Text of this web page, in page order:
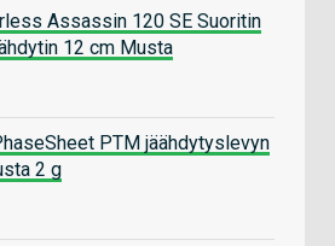
Assassin 120 SE Suoritin
12 cm Musta
PTM jäähdytyslevyn
2 g